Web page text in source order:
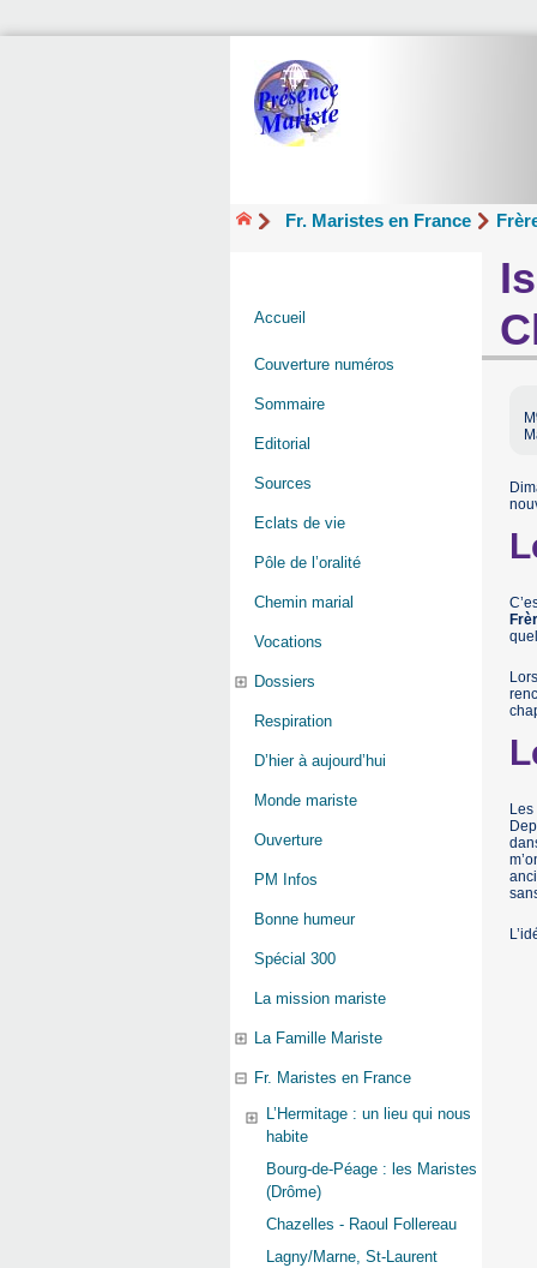
Fr. Maristes en France
M
Accueil
Couverture numéros
Sommaire
Editorial
Sources
Eclats de vie
Pôle de l’oralité
Chemin marial
Vocations
Dossiers
Respiration
D’hier à aujourd’hui
Monde mariste
Ouverture
PM Infos
Bonne humeur
Spécial 300
La mission mariste
La Famille Mariste
Fr. Maristes en France
L’Hermitage : un lieu qui nous
habite
Bourg-de-Péage : les Maristes
(Drôme)
Chazelles - Raoul Follereau
Lagny/Marne, St-Laurent